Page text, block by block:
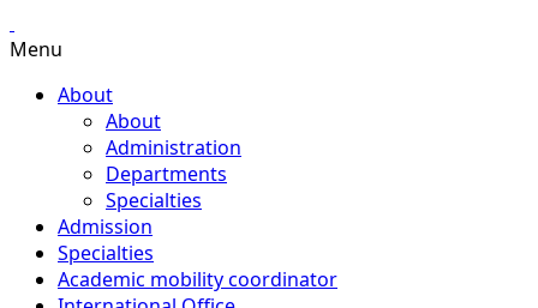
Menu
About
About
Administration
Departments
Specialties
Admission
Specialties
Academic mobility coordinator